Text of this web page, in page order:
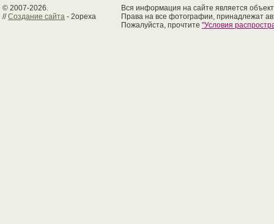
© 2007-2026.
//Создание сайта - 2opexa
Вся информация на сайте является
Права на все фотографии, принадлежат
Пожалуйста, прочтите "Условия